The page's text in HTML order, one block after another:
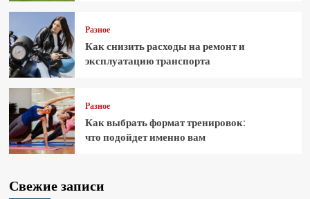
Разное
Как снизить расходы на ремонт и
эксплуатацию транспорта
Разное
Как выбрать формат тренировок:
что подойдет именно вам
Свежие записи